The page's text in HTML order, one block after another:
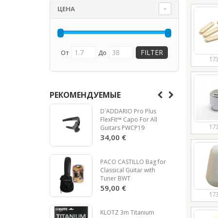
ЦЕНА
От До
РЕКОМЕНДУЕМЫЕ
D´ADDARIO Pro Plus
FlexFit™ Capo For All
Guitars PWCP19
34,00 €
PACO CASTILLO Bag for
Classical Guitar with
Tuner BWT
59,00 €
KLOTZ 3m Titanium